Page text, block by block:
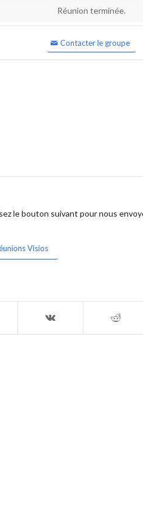
Réunion terminée.
Contacter le groupe
le bouton suivant pour nous
Visios